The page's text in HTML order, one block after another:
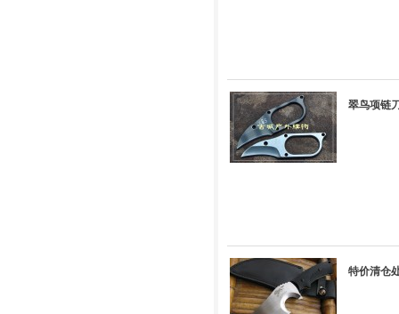
翠鸟项链
特价清仓